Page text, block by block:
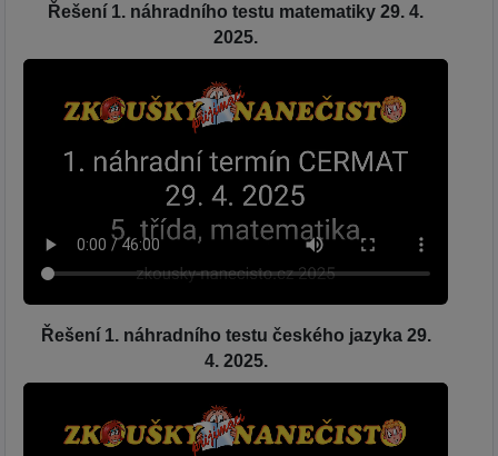
Řešení 1. náhradního testu matematiky 29. 4.
2025.
Řešení 1. náhradního testu českého jazyka 29.
4. 2025.